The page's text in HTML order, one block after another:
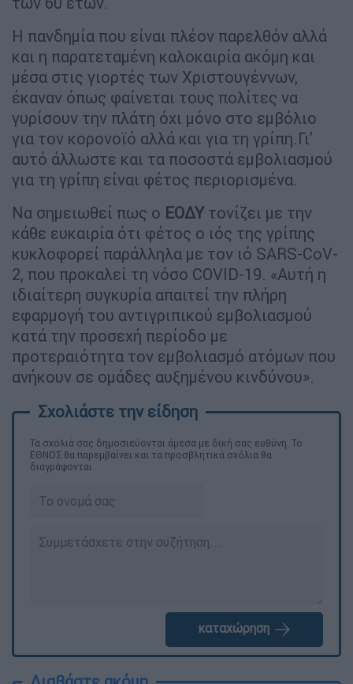
Η πανδημία που είναι πλέον παρελθόν αλλά
και η παρατεταμένη καλοκαιρία ακόμη και
μέσα στις γιορτές των Χριστουγέννων,
έκαναν όπως φαίνεται τους πολίτες να
γυρίσουν την πλάτη όχι μόνο στο εμβόλιο
για τον κορονοϊό αλλά και για τη γρίπη.Γι’
αυτό άλλωστε και τα ποσοστά εμβολιασμού
για τη γρίπη είναι φέτος περιορισμένα.
Να σημειωθεί πως ο ΕΟΔΥτονίζει με την
κάθε ευκαιρία ότι φέτος ο ιός της γρίπης
κυκλοφορεί παράλληλα με τον ιό SARS-CoV-
2, που προκαλεί τη νόσο COVID-19. «Αυτή η
ιδιαίτερη συγκυρία απαιτεί την πλήρη
εφαρμογή του αντιγριπικού εμβολιασμού
κατά την προσεχή περίοδο με
προτεραιότητα τον εμβολιασμό ατόμων που
ανήκουν σε ομάδες αυξημένου κινδύνου».
Τα σχολιά σας δημοσιεύονται άμεσα με δική σας ευθύνη. Το
ΕΘΝΟΣ θα παρεμβαίνει και τα προσβλητικά σχόλια θα
διαγράφονται
καταχώρηση